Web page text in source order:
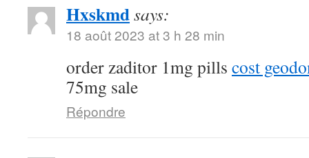
Hxskmdsays:
18 août 2023 at 3 h 28 min
order zaditor 1mg pills cost
75mg sale
Répondre